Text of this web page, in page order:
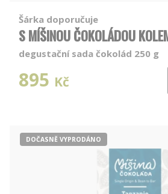
Šárka doporučuje
S MÍŠINOU ČOKOLÁDOU
degustační sada čokolád 250 g
895 Kč
DOČASNĚ VYPRODÁNO